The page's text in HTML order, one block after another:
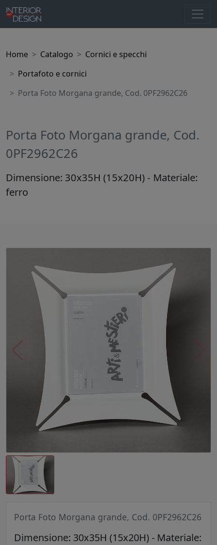
Home Catalogo
Cornici e specchi
Portafoto e cornici
Porta Foto Morgana grande, Cod. 0PF2962C26
Porta Foto Morgana grande, Cod.
0PF2962C26
Dimensione: 30x35H (15x20H) - Materiale:
ferro
Porta Foto Morgana grande, Cod. 0PF2962C26
Dimensione: 30x35H (15x20H) - Materiale: